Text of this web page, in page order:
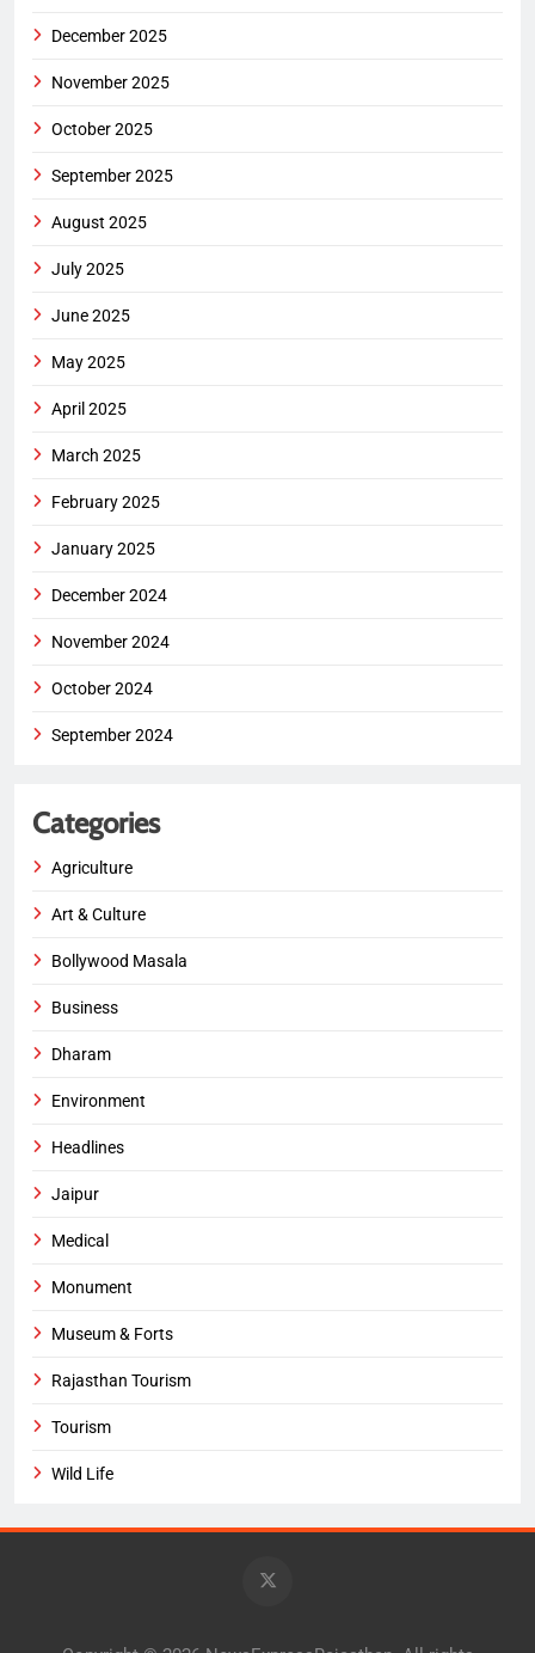
December 2025
November 2025
October 2025
September 2025
August 2025
July 2025
June 2025
May 2025
April 2025
March 2025
February 2025
January 2025
December 2024
November 2024
October 2024
September 2024
Categories
Agriculture
Art & Culture
Bollywood Masala
Business
Dharam
Environment
Headlines
Jaipur
Medical
Monument
Museum & Forts
Rajasthan Tourism
Tourism
Wild Life